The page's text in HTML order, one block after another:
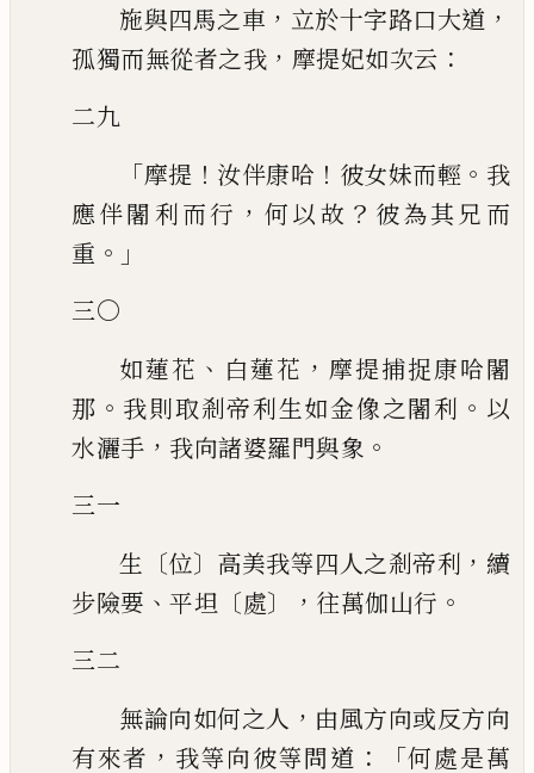
施與四馬之車 ， 立於十字路口大道 ，
孤獨而無從者之我 ， 摩提妃如次云 ：
二九
「摩提 ！ 汝伴康哈 ！ 彼女妹而輕 。 我
應伴闍利而行 ，何以故 ？ 彼為其兄而
重 。」
三〇
如蓮花 、 白蓮花 ， 摩提捕捉康哈闍
那 。 我則取剎帝利生如金像之闍利 。 以
水灑手 ， 我向諸婆羅門與象 。
三一
生
〔位〕 高美我等四人之剎帝利 ， 續
步險要 、 平坦 〔處〕， 往萬伽山行 。
三二
無論向如何之人 ， 由風方向或反方向
有來者 ， 我等向彼等問道 ：「何處是萬